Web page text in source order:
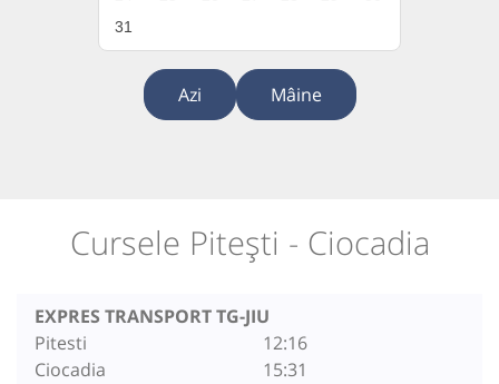
31
Azi Mâine
Cursele Pitești - Ciocadia
EXPRES TRANSPORT TG-JIU
Pitesti
Ciocadia
12:16
15:31